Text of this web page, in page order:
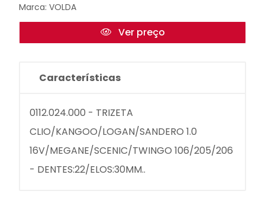
Marca: VOLDA
Ver preço
Características
0112.024.000 - TRIZETA
CLIO/KANGOO/LOGAN/SANDERO 1.0
16V/MEGANE/SCENIC/TWINGO 106/205/206
- DENTES:22/ELOS:30MM..